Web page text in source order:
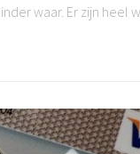
waar. Er zijn heel